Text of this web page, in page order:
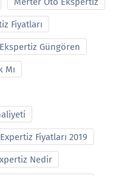
Fiyatları
Güngören
Mı
Fiyatları 2019
Nedir